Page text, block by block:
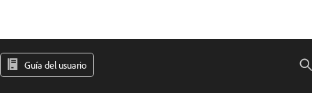
Guía del usuario